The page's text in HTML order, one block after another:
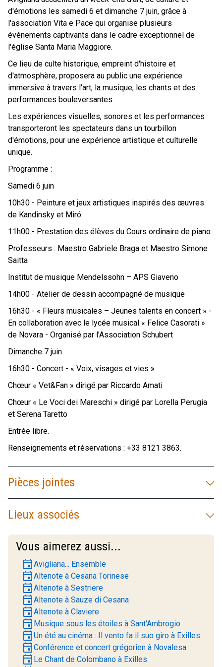
d'émotions les samedi 6 et dimanche 7 juin, grâce à
l'association Vita e Pace qui organise plusieurs
événements captivants dans le cadre exceptionnel de
l'église Santa Maria Maggiore.
Ce lieu de culte historique, empreint d'histoire et
d'atmosphère, proposera au public une expérience
immersive à travers l'art, la musique, les chants et des
performances bouleversantes.
Les expériences visuelles, sonores et les performances
transporteront les spectateurs dans un tourbillon
d'émotions, pour une expérience artistique et culturelle
unique.
Programme :
Samedi 6 juin
10h30 - Peinture et jeux artistiques inspirés des œuvres
de Kandinsky et Miró
11h00 - Prestation des élèves du Cours ordinaire de piano
Professeurs : Maestro Gabriele Braga et Maestro Simone
Saitta
Institut de musique Mendelssohn – APS Giaveno
14h00 - Atelier de dessin accompagné de musique
16h30 - « Fleurs musicales – Jeunes talents en concert » -
En collaboration avec le lycée musical « Felice Casorati »
de Novara - Organisé par l'Association Schubert
Dimanche 7 juin
16h30 - Concert - « Voix, visages et vies »
Chœur « Vet&Fan » dirigé par Riccardo Amati
Chœur « Le Voci dei Mareschi » dirigé par Lorella Perugia
et Serena Taretto
Entrée libre.
Renseignements et réservations : +33 8121 3863.
Pièces jointes
Lieux associés
Vous aimerez aussi...
eventAvigliana... Ensemble
eventAltenote à Cesana Torinese
eventAltenote à Sestriere
eventAltenote à Sauze di Cesana
eventAltenote à Claviere
event Musique sous les étoiles à Sant'Ambrogio
eventUn été au cinéma : Il vento fa il suo giro à Exilles
eventConférence et concert grégorien à Novalesa
event Le Chant de Colombano à Exilles